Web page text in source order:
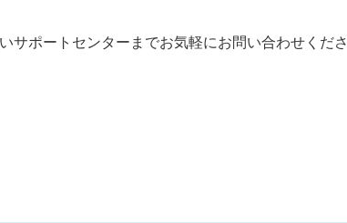
サポートセンターまでお気軽にお問い合わせくださ